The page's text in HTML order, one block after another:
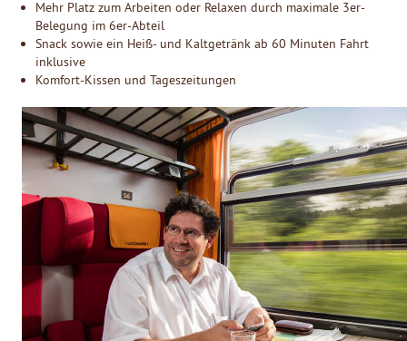
Mehr Platz zum Arbeiten oder Relaxen durch maximale 3er-
Belegung im 6er-Abteil
Snack sowie ein Heiß- und Kaltgetränk ab 60 Minuten Fahrt
inklusive
Komfort-Kissen und Tageszeitungen